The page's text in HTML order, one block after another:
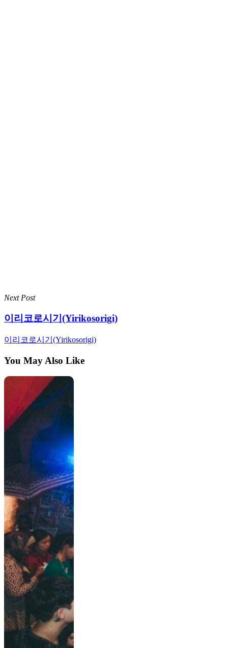
Next Post
이리코로시기(Yirikosorigi)
이리코로시기(Yirikosorigi)
You May Also Like